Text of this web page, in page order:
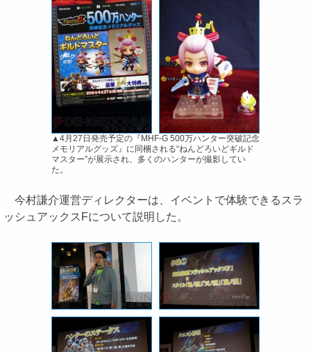
▲4月27日発売予定の『MHF-G 500万ハンター突破記念
メモリアルグッズ』に同梱される“ねんどろいどギルド
マスター”が展示され、多くのハンターが撮影してい
た。
今村謙介運営ディレクターは、イベントで体験できるスラ
ッシュアックスFについて説明した。